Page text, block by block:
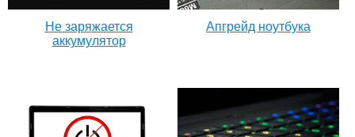
Не заряжается
аккумулятор
Апгрейд ноутбука